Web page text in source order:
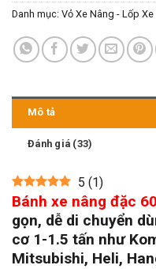
Danh mục: Vỏ Xe Nâng - Lốp Xe
Mô tả
Đánh giá (33)
5 (1)
Bánh xe nâng đặc
gọn, dễ di chuyển
cơ 1-1.5 tấn như
Mitsubishi, Heli,